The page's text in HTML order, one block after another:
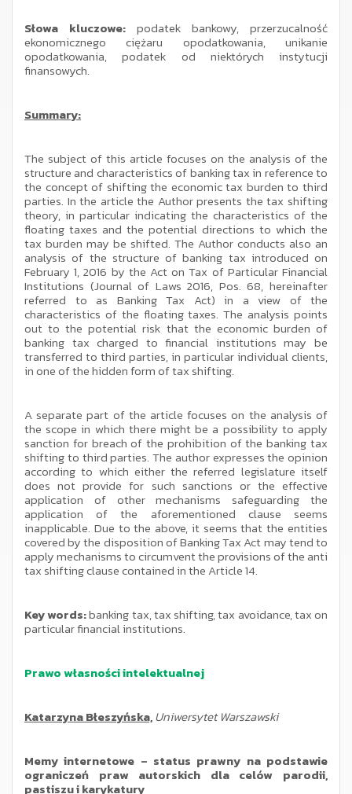
Słowa kluczowe: podatek bankowy, przerzucalność
ekonomicznego ciężaru opodatkowania, unikanie
opodatkowania, podatek od niektórych instytucji
finansowych.
Summary:
The subject of this article focuses on the analysis of the
structure and characteristics of banking tax in reference to
the concept of shifting the economic tax burden to third
parties. In the article the Author presents the tax shifting
theory, in particular indicating the characteristics of the
floating taxes and the potential directions to which the
tax burden may be shifted. The Author conducts also an
analysis of the structure of banking tax introduced on
February 1, 2016 by the Act on Tax of Particular Financial
Institutions (Journal of Laws 2016, Pos. 68, hereinafter
referred to as Banking Tax Act) in a view of the
characteristics of the floating taxes. The analysis points
out to the potential risk that the economic burden of
banking tax charged to financial institutions may be
transferred to third parties, in particular individual clients,
in one of the hidden form of tax shifting.
A separate part of the article focuses on the analysis of
the scope in which there might be a possibility to apply
sanction for breach of the prohibition of the banking tax
shifting to third parties. The author expresses the opinion
according to which either the referred legislature itself
does not provide for such sanctions or the effective
application of other mechanisms safeguarding the
application of the aforementioned clause seems
inapplicable. Due to the above, it seems that the entities
covered by the disposition of Banking Tax Act may tend to
apply mechanisms to circumvent the provisions of the anti
tax shifting clause contained in the Article 14.
Key words:banking tax, tax shifting, tax avoidance, tax on
particular financial institutions.
Prawo własności intelektualnej
Katarzyna Błeszyńska,Uniwersytet Warszawski
Memy internetowe – status prawny na podstawie
ograniczeń praw autorskich dla celów parodii,
pastiszu i karykatury